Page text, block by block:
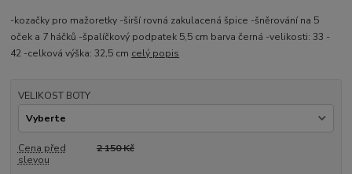
-kozačky pro mažoretky -širší rovná zakulacená špice -šněrování na 5
oček a 7 háčků -špalíčkový podpatek 5,5 cm barva černá -velikosti: 33 -
42 -celková výška: 32,5 cm celý popis
VELIKOST BOTY
Cena před
slevou
2 150 Kč